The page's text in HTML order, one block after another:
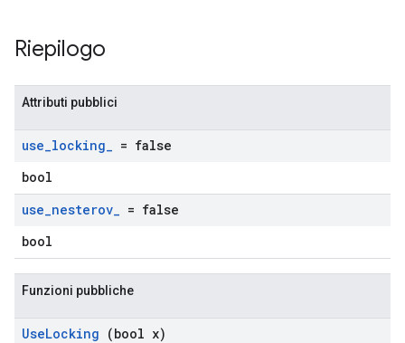
Riepilogo
Attributi pubblici
use_locking_ = false
bool
use_nesterov_ = false
bool
Funzioni pubbliche
UseLocking (bool x)